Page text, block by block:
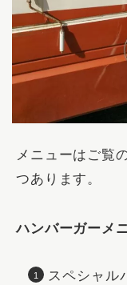
メニューはご覧
つあります。
ハンバーガーメ
スペシャル